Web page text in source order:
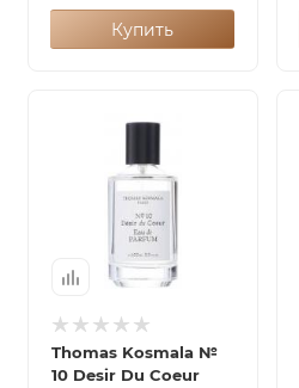
Купить
Thomas Kosmala №
10 Desir Du Coeur